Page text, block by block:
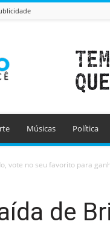
Músicas Política
vote no seu favorito para
de